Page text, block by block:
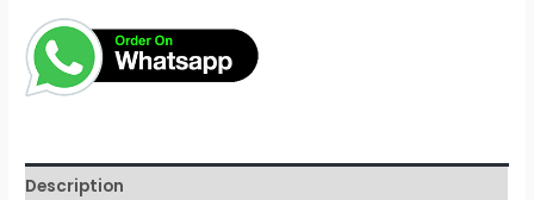
Description